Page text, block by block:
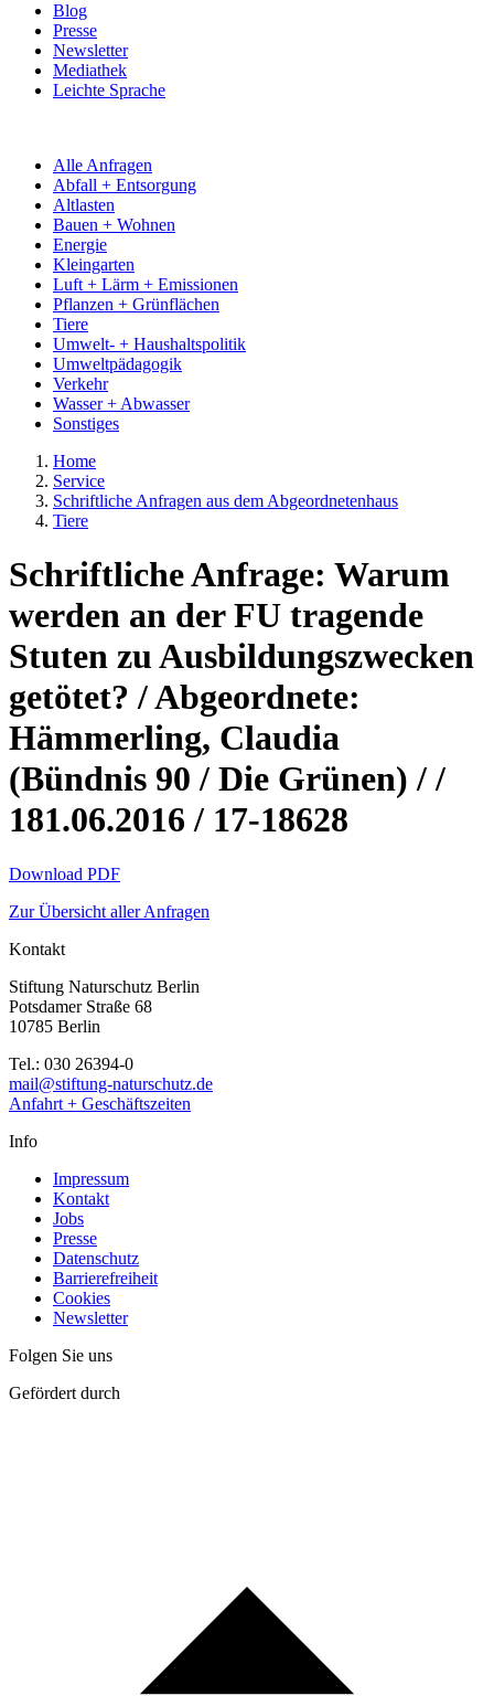
Blog
Presse
Newsletter
Mediathek
Leichte Sprache
Alle Anfragen
Abfall + Entsorgung
Altlasten
Bauen + Wohnen
Energie
Kleingarten
Luft + Lärm + Emissionen
Pflanzen + Grünflächen
Tiere
Umwelt- + Haushaltspolitik
Umweltpädagogik
Verkehr
Wasser + Abwasser
Sonstiges
Home
Service
Schriftliche Anfragen aus dem Abgeordnetenhaus
Tiere
Schriftliche Anfrage: Warum
werden an der FU tragende
Stuten zu Ausbildungszwecken
getötet? / Abgeordnete:
Hämmerling, Claudia
(Bündnis 90 / Die Grünen) / /
181.06.2016 / 17-18628
Download PDF
Zur Übersicht aller Anfragen
Kontakt
Stiftung Naturschutz Berlin
Potsdamer Straße 68
10785 Berlin
Tel.: 030 26394-0
mail@stiftung-naturschutz.de
Anfahrt + Geschäftszeiten
Info
Impressum
Kontakt
Jobs
Presse
Datenschutz
Barrierefreiheit
Cookies
Newsletter
Folgen Sie uns
Gefördert durch